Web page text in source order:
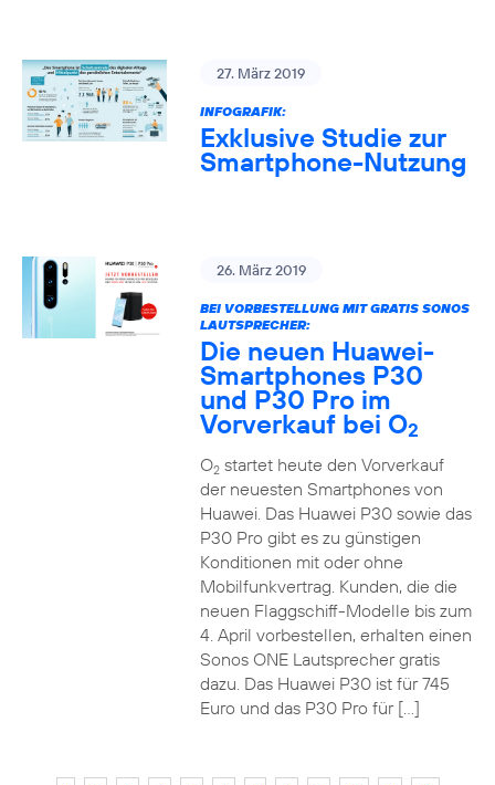
27. März 2019
INFOGRAFIK:
Exklusive Studie zur
Smartphone-Nutzung
26. März 2019
BEI VORBESTELLUNG MIT GRATIS SONOS
LAUTSPRECHER:
Die neuen Huawei-
Smartphones P30
und P30 Pro im
Vorverkauf bei O2
O2startet heute den Vorverkauf
der neuesten Smartphones von
Huawei. Das Huawei P30 sowie das
P30 Pro gibt es zu günstigen
Konditionen mit oder ohne
Mobilfunkvertrag. Kunden, die die
neuen Flaggschiff-Modelle bis zum
4. April vorbestellen, erhalten einen
Sonos ONE Lautsprecher gratis
dazu. Das Huawei P30 ist für 745
Euro und das P30 Pro für […]